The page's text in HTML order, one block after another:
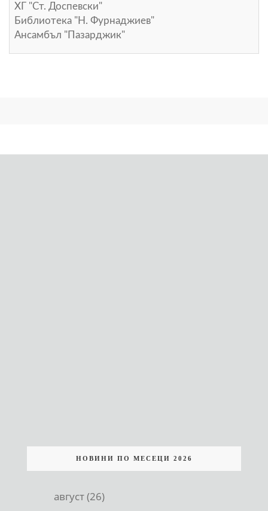
ХГ "Ст. Доспевски"
Библиотека "Н. Фурнаджиев"
Ансамбъл "Пазарджик"
НОВИНИ ПО МЕСЕЦИ 2026
август (26)